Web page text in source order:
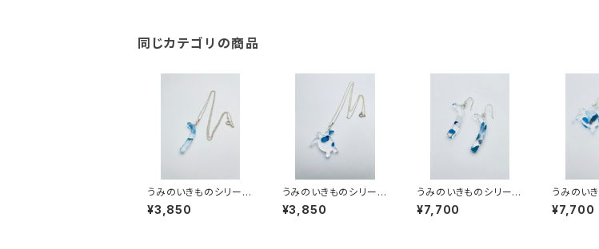
同じカテゴリの商品
うみのいきものシリーズ
（海洋プラ）UKCN-SS2
4001
¥3,850
うみのいきものシリーズ
（海洋プラ）UKUN-SS2
4001
¥3,850
うみのいきものシリーズ
（海洋プラ）UKC-SS24
001
¥7,700
うみのい
（海洋プ
001
¥7,700